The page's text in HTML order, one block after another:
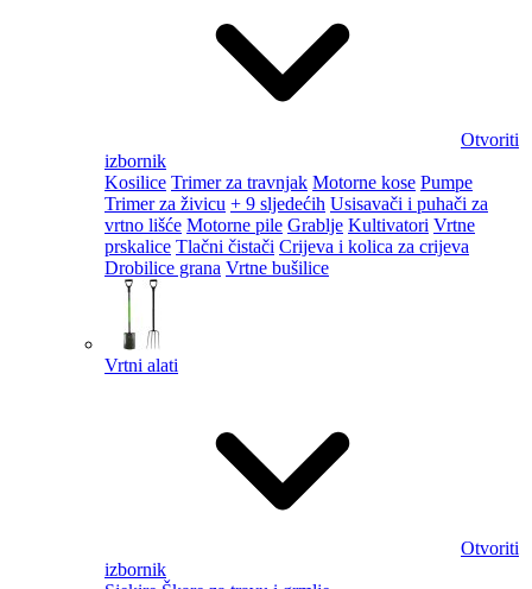
Otvoriti
izbornik
Kosilice Trimer za travnjak Motorne kose Pumpe
Trimer za živicu + 9 sljedećih Usisavači i puhači za
vrtno lišće Motorne pile Grablje Kultivatori Vrtne
prskalice Tlačni čistači Crijeva i kolica za crijeva
Drobilice grana Vrtne bušilice
Vrtni alati
Otvoriti
izbornik